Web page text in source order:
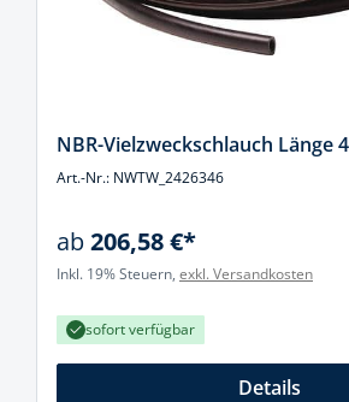
NBR-Vielzweckschlauch Länge
Art.-Nr.: NWTW_2426346
ab206,58 €*
Inkl. 19% Steuern, exkl. Versandkosten
sofort verfügbar
Details